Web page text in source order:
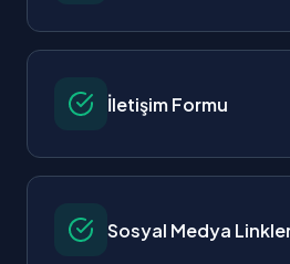
İletişim Formu
Sosyal Medya